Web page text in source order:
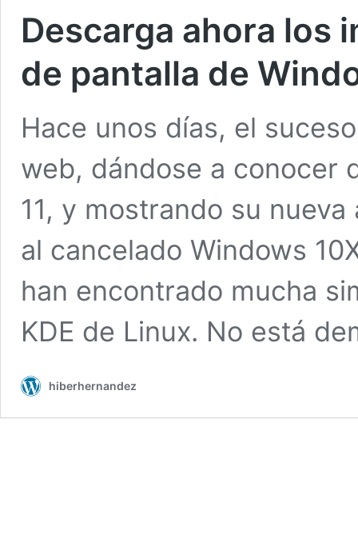
Descarga ahora los
de pantalla de
Hace unos días, el
web, dándose a conocer
11, y mostrando su
al cancelado Windows
han encontrado mucha
KDE de Linux. No está
hiberhernandez